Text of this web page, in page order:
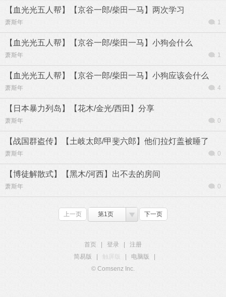
【血光光五人帮】【京谷一郎/柴田一马】两次学习
萧斯年 1
【血光光五人帮】【京谷一郎/柴田一马】小狗会什么
萧斯年 1
【血光光五人帮】【京谷一郎/柴田一马】小狗应该会什么
萧斯年 4
【日本暴力列岛】【花木/金光/西田】分享
萧斯年 0
【战国群盗传】【土岐太郎/甲斐六郎】他们拉灯盖被睡了
萧斯年 0
【博徒解散式】【黑木/河西】出不去的房间
萧斯年 0
上一页 第1页 下一页
首页 登录
注册
简易版
触屏版 电脑版
© Comsenz Inc.